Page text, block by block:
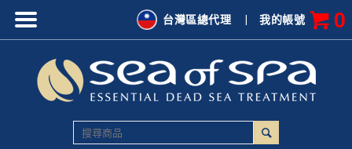
|我的帳號 0
台灣區總代理